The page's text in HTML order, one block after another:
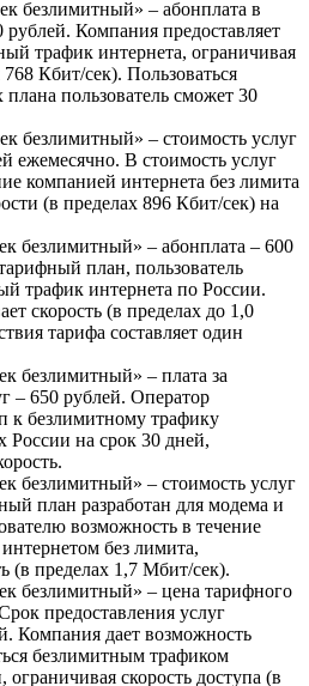
безлимитный» – абонплата в
рублей. Компания предоставляет
трафик интернета, ограничивая
768 Кбит/сек). Пользоваться
пользователь сможет 30
безлимитный» – стоимость услуг
ежемесячно. В стоимость услуг
компанией интернета без лимита
(в пределах 896 Кбит/сек) на
безлимитный» – абонплата – 600
план, пользователь
трафик интернета по России.
скорость (в пределах до 1,0
тарифа составляет один
безлимитный» – плата за
– 650 рублей. Оператор
к безлимитному трафику
России на срок 30 дней,
безлимитный» – стоимость услуг
план разработан для модема и
возможность в течение
без лимита,
(в пределах 1,7 Мбит/сек).
безлимитный» – цена тарифного
предоставления услуг
Компания дает возможность
безлимитным трафиком
ограничивая скорость доступа (в